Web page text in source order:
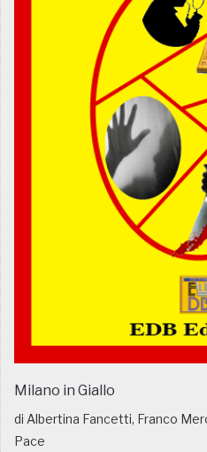
Milano in Giallo
di Albertina Fancetti, Franco
Pace